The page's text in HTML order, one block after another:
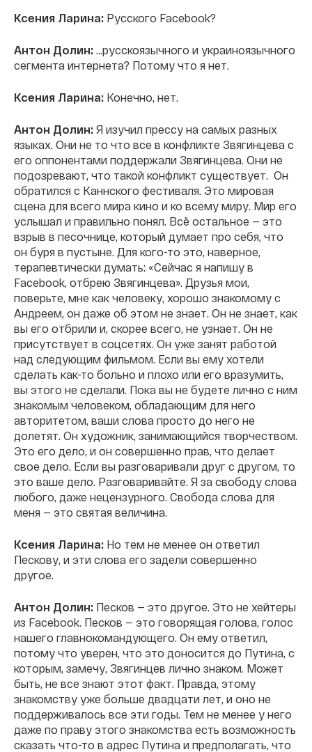
Ксения Ларина: Русского Facebook?
Антон Долин:
…русскоязычного и украиноязычного
сегмента интернета? Потому что я нет.
Ксения Ларина: Конечно, нет.
Антон Долин: Я изучил прессу на самых разных
языках. Они не то что все в конфликте Звягинцева с
его оппонентами поддержали Звягинцева. Они не
подозревают, что такой конфликт существует. Он
обратился с Каннского фестиваля. Это мировая
сцена для всего мира кино и ко всему миру. Мир его
услышал и правильно понял. Всё остальное — это
взрыв в песочнице, который думает про себя, что
он буря в пустыне. Для кого-то это, наверное,
терапевтически думать: «Сейчас я напишу в
Facebook, отбрею Звягинцева». Друзья мои,
поверьте, мне как человеку, хорошо знакомому с
Андреем, он даже об этом не знает. Он не знает, как
вы его отбрили и, скорее всего, не узнает. Он не
присутствует в соцсетях. Он уже занят работой
над следующим фильмом. Если вы ему хотели
сделать как-то больно и плохо или его вразумить,
вы этого не сделали. Пока вы не будете лично с ним
знакомым человеком, обладающим для него
авторитетом, ваши слова просто до него не
долетят. Он художник, занимающийся творчеством.
Это его дело, и он совершенно прав, что делает
свое дело. Если вы разговаривали друг с другом, то
это ваше дело. Разговаривайте. Я за свободу слова
любого, даже нецензурного. Свобода слова для
меня — это святая величина.
Ксения Ларина: Но тем не менее он ответил
Пескову, и эти слова его задели совершенно
другое.
Антон Долин: Песков — это другое. Это не хейтеры
из Facebook. Песков — это говорящая голова, голос
нашего главнокомандующего. Он ему ответил,
потому что уверен, что это доносится до Путина, с
которым, замечу, Звягинцев лично знаком. Может
быть, не все знают этот факт. Правда, этому
знакомству уже больше двадцати лет, и оно не
поддерживалось все эти годы. Тем не менее у него
даже по праву этого знакомства есть возможность
сказать что-то в адрес Путина и предполагать, что